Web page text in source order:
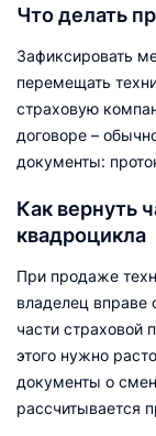
Что делать
Зафиксировать
перемещать
страховую
договоре –
документы:
Как вернуть
квадроцикла
При продаже
владелец вправе
части страховой
этого нужно
документы о
рассчитывается